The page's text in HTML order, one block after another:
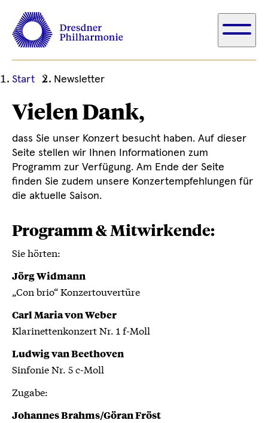
Ihre
Position
Start Newsletter
Vielen Dank,
dass Sie unser Konzert besucht haben. Auf dieser
Seite stellen wir Ihnen Informationen zum
Programm zur Verfügung. Am Ende der Seite
finden Sie zudem unsere Konzertempfehlungen für
die aktuelle Saison.
Programm & Mitwirkende:
Sie hörten:
Jörg Widmann
„Con brio“ Konzertouvertüre
Carl Maria von Weber
Klarinettenkonzert Nr. 1 f-Moll
Ludwig van Beethoven
Sinfonie Nr. 5 c-Moll
Zugabe:
Johannes Brahms/Göran Fröst